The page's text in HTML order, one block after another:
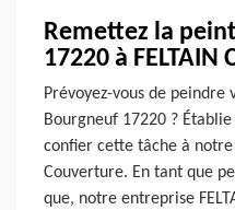
Remettez la
17220 à
Prévoyez-vous de peindre
Bourgneuf 17220 ?
confier cette tâche à notre
Couverture. En tant que
que, notre entreprise